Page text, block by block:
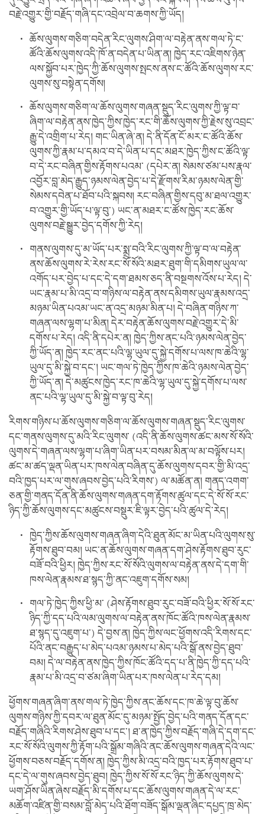
བརྗེ་འགྱུར་གྱི་བརྗོད་གཞི་དང་འབྲེལ་བ་ཆགས་ཀྱི་ཡོད།
ཆོས་ལུགས་གཅིག་བདེན་རིང་ལུགས་ཤིག་ལ་བརྟེན་ནས་གལ་ཏེ་ང་
ཚོའི་ཆོས་ལུགས་འདི་ཁོ་ན་བདེན་པ་ཡིན་ན། ཁྱེད་རང་འཇིགས་ཉེན་
ལས་སྐྱོབ་པར་ཁྱེད་ཀྱི་ཆོས་ལུགས་སྤངས་ནས་ང་ཚོའི་ཆོས་ལུགས་རང་
ལུགས་སུ་བསྟེན་དགོས།
ཆོས་ལུགས་གཅིག་ལ་ཆོས་ལུགས་གཞན་སྡུད་རིང་ལུགས་ཀྱི་ལྟ་བ་
ཞིག་ལ་བརྟེན་ནས་ཁྱེད་ཀྱིས་ཁྱེད་རང་གི་ཆོས་ལུགས་ཀྱི་རྗེས་སུ་འབྲང་
རྒྱུ་དེ་འགྲིག་པ་རེད། གང་ཡིན་ཞེ་ན། དེ་ནི་དོན་ངོ་མར་ང་ཚོའི་ཆོས་
ལུགས་ཀྱི་རྣམ་པ་དམའ་བ་དེ་ཡིན་པ་དང་མཐར་ཁྱེད་ཀྱིས་ང་ཚོའི་ལྟ་
བ་དེ་རང་བཞིན་གྱིས་རྟོགས་པའམ་ (དཔེར་ན། སེམས་ཙམ་པས་རྣལ་
འབྱོར་བླ་མེད་རྒྱུད་ཉམས་ལེན་བྱེད་པ་དེ་རྫོགས་རིམ་ཉམས་ལེན་གྱི་
སེམས་དབེན་པ་ཐོབ་པའི་སྐབས། རང་བཞིན་གྱིས་དབུ་མ་ཐལ་འགྱུར་
བ་འགྱུར་གྱི་ཡོད་པ་ལྟ་བུ་) ཡང་ན་མཐར་ང་ཚོས་ཁྱེད་རང་ཆོས་
ལུགས་བརྗེ་སྒྱུར་བྱེད་དགོས་ཀྱི་རེད།
གནས་ལུགས་དུ་མ་ཡོད་པར་སྨྲ་བའི་རིང་ལུགས་ཀྱི་ལྟ་བ་ལ་བརྟེན་
ནས་ཆོས་ལུགས་རེ་རེས་རང་སོ་སོའི་མཐར་ཐུག་གི་དམིགས་ཡུལ་ལ་
འགོད་པར་བྱེད་པ་དང་དེ་དག་ཐམས་ཅད་ནི་བསྔགས་འོས་པ་རེད། དེ་
ཡང་རྣམ་པ་མི་འདྲ་བ་གཉིས་ལ་བརྟེན་ནས་དམིགས་ཡུལ་རྣམས་འདྲ་
མཉམ་ཡིན་པའམ་ཡང་ན་འདྲ་མཉམ་མིན་པ། དེ་བཞིན་གཉིས་ཀ་
གཞན་ལས་ལྷག་པ་མིན། དེར་བརྟེན་ཆོས་ལུགས་བརྗེ་འགྱུར་དེ་མི་
དགོས་པ་རེད། འདི་ནི་དཔེར་ན། ཁྱེད་ཀྱིས་ནང་པའི་ཉམས་ལེན་བྱེད་
ཀྱི་ཡོད་ན། ཁྱེད་རང་ནང་པའི་ལྷ་ཡུལ་དུ་སྐྱེ་དགོས་པ་ལས་ཁ་ཆེའི་ལྷ་
ཡུལ་དུ་མི་སྐྱེ་བ་དང་། ཡང་གལ་ཏེ་ཁྱེད་ཀྱིས་ཁ་ཆེའི་ཉམས་ལེན་བྱེད་
ཀྱི་ཡོད་ན། དེ་མཚུངས་ཁྱེད་རང་ཁ་ཆེའི་ལྷ་ཡུལ་དུ་སྐྱེ་དགོས་པ་ལས་
ནང་པའི་ལྷ་ཡུལ་དུ་མི་སྐྱེ་བ་ལྟ་བུ་རེད།
རིགས་གཉིས་པ་ཆོས་ལུགས་གཅིག་ལ་ཆོས་ལུགས་གཞན་སྡུད་རིང་ལུགས་
དང་གནས་ལུགས་དུ་མའི་རིང་ལུགས་ (འདི་ནི་ཆོས་ལུགས་ཚང་མས་སོ་སོའི་
ལུགས་དེ་གཞན་ལས་ལྷག་པ་ཞིག་ཡིན་པར་བསམ་མིན་ལ་མ་བལྟོས་པར།
ཚང་མ་ཚད་ལྡན་ཡིན་པར་ཁས་ལེན་བཞིན་དུ་ཆོས་ལུགས་དབར་གྱི་མི་འདྲ་
བའི་ཁྱད་པར་ལ་གུས་ཞབས་བྱེད་པའི་རིགས་) ལ་མཚོན་ན། གནད་འགག་
ཅན་གྱི་གནད་དོན་ནི་ཆོས་ལུགས་གཞན་དག་རྟོགས་ཚུལ་དང་དེ་སོ་སོ་རང་
ཉིད་ཀྱི་ཆོས་ལུགས་དང་མཚུངས་བསྡུར་ཇི་ལྟར་བྱེད་པའི་ཚུལ་དེ་རེད།
ཁྱེད་ཀྱིས་ཆོས་ལུགས་གཞན་ཞིག་དེའི་ཐུན་མོང་མ་ཡིན་པའི་ལུགས་སུ་
རྟོགས་ཐུབ་བམ། ཡང་ན་ཆོས་ལུགས་གཞན་དག་ཤེས་རྟོགས་ཐུབ་རུང་
བཟོ་བའི་ཕྱིར། ཁྱེད་ཀྱིས་རང་སོ་སོའི་ལུགས་ལ་བརྟེན་ནས་དེ་དག་གི་
ཁས་ལེན་རྣམས་ཐ་སྙད་ཀྱི་ནང་འཇུག་དགོས་སམ།
གལ་ཏེ་ཁྱེད་ཀྱིས་ཕྱི་མ་ (ཤེས་རྟོགས་ཐུབ་རུང་བཟོ་བའི་ཕྱིར་སོ་སོ་རང་
ཉིད་ཀྱི་དད་པའི་ལམ་ལུགས་ལ་བརྟེན་ནས་ཁོང་ཚོའི་ཁས་ལེན་རྣམས་
ཐ་སྙད་དུ་འཇུག་པ་) དེ་བྱས་ན། ཁྱེད་ཀྱིས་ལང་ཕྱོགས་འདི་རིགས་དང་
པོའི་ནང་བརྒྱུད་པ་མེད་པའམ་ཉམས་པ་མེད་པའི་སྒོ་ནས་བྱེད་ཐུབ་
བམ། དེ་ལ་བརྟེན་ནས་ཁྱེད་ཀྱིས་ཁོང་ཚོའི་དད་པ་ནི་ཁྱེད་ཀྱི་དད་པའི་
རྣམ་པ་མི་འདྲ་བ་ཙམ་ཞིག་ཡིན་པར་ཁས་ལེན་པ་རེད་དམ།
ཕྱོགས་གཞན་ཞིག་ནས་གལ་ཏེ་ཁྱེད་ཀྱིས་ནང་ཆོས་དང་ཁ་ཆེ་ལྟ་བུ་ཆོས་
ལུགས་གཉིས་ཀྱི་དབར་ལ་ཐུན་མོང་དུ་མཉམ་སྤྱོད་བྱེད་པའི་གནད་དོན་དང་
བརྗོད་གཞིའི་རིགས་ཤེས་ཐུབ་པ་དང་། ཐ་ན་ཁྱེད་ཀྱིས་བརྗོད་གཞི་དེ་དག་དང་
རང་སོ་སོའི་ལུགས་ཀྱི་རྟོག་པའི་སྒྲོམ་གཞིའི་ནང་ཆོས་ལུགས་གཞན་དེའི་ལང་
ཕྱོགས་བཅས་བརྗོད་དགོས་ན། ཁྱེད་ཀྱིས་མི་འདྲ་བའི་ཁྱད་པར་རྟོགས་ཐུབ་པ་
དང་དེ་ལ་གུས་ཞབས་བྱེད་ཐུབ། ཁྱེད་ཀྱིས་སོ་སོ་རང་ཉིད་ཀྱི་ཆོས་ལུགས་དེ་
ཡག་ཤོས་ཡིན་ཞེས་བརྗོད་མི་དགོས་པ་དང་ཆོས་ལུགས་གཞན་དེ་ལ་རང་
མཆོག་འཛིན་གྱི་བསམ་བློ་མེད་པའི་ཐོག་བཟོད་སྒོམ་ལྡན་ཞིང་དཔྱད་ཁྲ་མེད་